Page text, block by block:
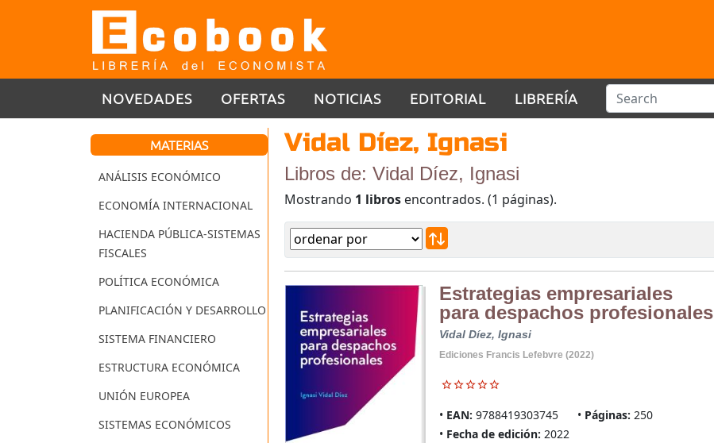
NOVEDADES OFERTAS NOTICIAS EDITORIAL LIBRERÍA
MATERIAS
ANÁLISIS ECONÓMICO
ECONOMÍA INTERNACIONAL
HACIENDA PÚBLICA-SISTEMAS
FISCALES
POLÍTICA ECONÓMICA
PLANIFICACIÓN Y DESARROLLO
SISTEMA FINANCIERO
ESTRUCTURA ECONÓMICA
UNIÓN EUROPEA
SISTEMAS ECONÓMICOS
Vidal Díez, Ignasi
Libros de: Vidal Díez, Ignasi
Mostrando 1 libros encontrados. (1 páginas).
Estrategias empresariales
para despachos profesionales
Vidal Díez, Ignasi
Ediciones Francis Lefebvre (2022)
EAN: 9788419303745 Páginas: 250
Fecha de edición: 2022